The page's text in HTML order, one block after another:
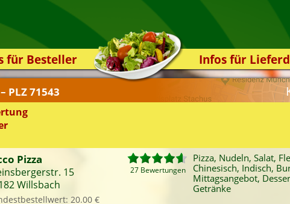
für Besteller
App
Infos für
Kassensystem
Zuverlässigkeit
Das
Der
Übertragung
Sortierung:
Rabatt
– PLZ 71543
Pizza
15
Willsbach
20.00 €
27 Bewertungen
Pizza, Nudeln, Salat,
Chinesisch, Indisch,
Mittagsangebot,
Getränke